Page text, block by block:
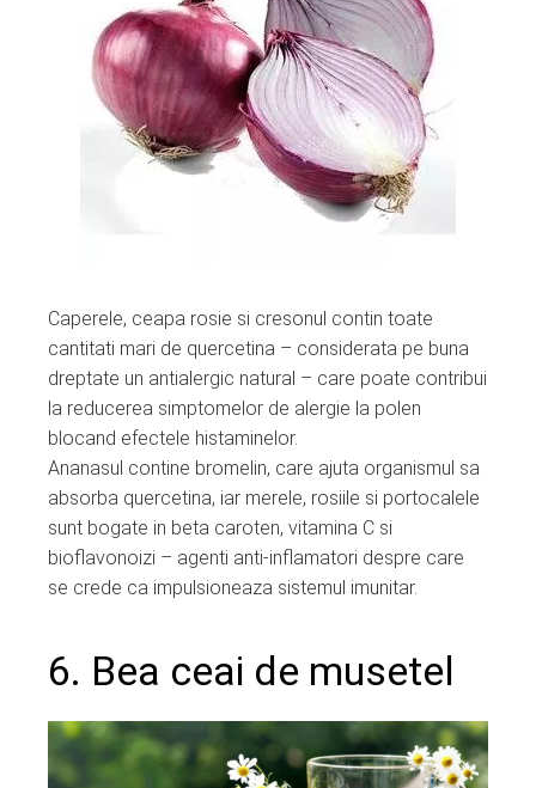
Caperele, ceapa rosie si cresonul contin toate
cantitati mari de quercetina – considerata pe buna
dreptate un antialergic natural – care poate contribui
la reducerea simptomelor de alergie la polen
blocand efectele histaminelor.
Ananasul contine bromelin, care ajuta organismul sa
absorba quercetina, iar merele, rosiile si portocalele
sunt bogate in beta caroten, vitamina C si
bioflavonoizi – agenti anti-inflamatori despre care
se crede ca impulsioneaza sistemul imunitar.
6. Bea ceai de musetel